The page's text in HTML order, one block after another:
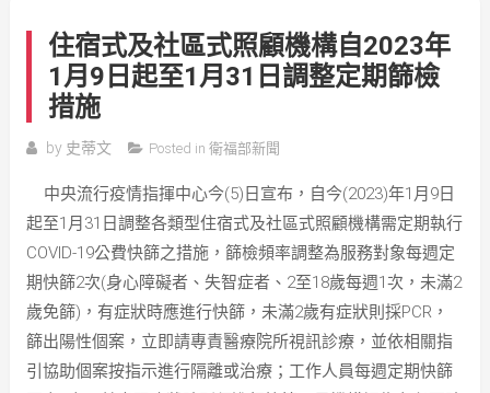
住宿式及社區式照顧機構自2023年
1月9日起至1月31日調整定期篩檢
措施
by 史蒂文 Posted in 衛福部新聞
中央流行疫情指揮中心今(5)日宣布，自今(2023)年1月9日
起至1月31日調整各類型住宿式及社區式照顧機構需定期執行
COVID-19公費快篩之措施，篩檢頻率調整為服務對象每週定
期快篩2次(身心障礙者、失智症者、2至18歲每週1次，未滿2
歲免篩)，有症狀時應進行快篩，未滿2歲有症狀則採PCR，
篩出陽性個案，立即請專責醫療院所視訊診療，並依相關指
引協助個案按指示進行隔離或治療；工作人員每週定期快篩